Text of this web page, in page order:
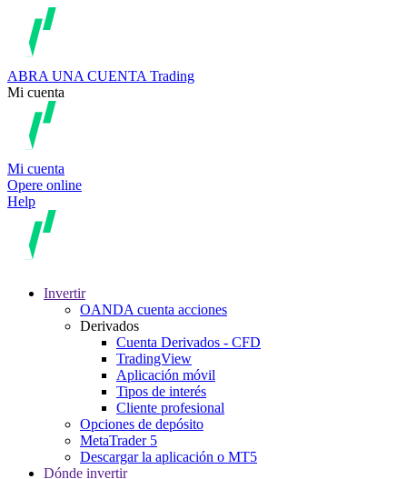
ABRA UNA CUENTA Trading
Mi cuenta
Mi cuenta
Opere online
Help
Invertir
OANDA cuenta acciones
Derivados
Cuenta Derivados - CFD
TradingView
Aplicación móvil
Tipos de interés
Cliente profesional
Opciones de depósito
MetaTrader 5
Descargar la aplicación o MT5
Dónde invertir